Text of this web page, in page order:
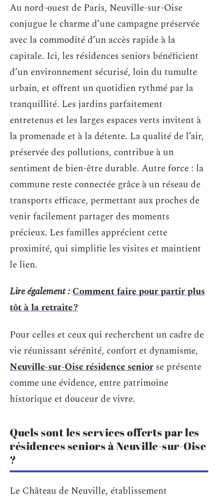
Au nord-ouest de Paris, Neuville-sur-Oise
conjugue le charme d’une campagne préservée
avec la commodité d’un accès rapide à la
capitale. Ici, les résidences seniors bénéficient
d’un environnement sécurisé, loin du tumulte
urbain, et offrent un quotidien rythmé par la
tranquillité. Les jardins parfaitement
entretenus et les larges espaces verts invitent à
la promenade et à la détente. La qualité de l’air,
préservée des pollutions, contribue à un
sentiment de bien-être durable. Autre force : la
commune reste connectée grâce à un réseau de
transports efficace, permettant aux proches de
venir facilement partager des moments
précieux. Les familles apprécient cette
proximité, qui simplifie les visites et maintient
le lien.
Lire également :Comment faire pour partir plus
tôt à la retraite ?
Pour celles et ceux qui recherchent un cadre de
vie réunissant sérénité, confort et dynamisme,
Neuville-sur-Oise résidence senior se présente
comme une évidence, entre patrimoine
historique et douceur de vivre.
Quels sont les services offerts par les
résidences seniors à Neuville-sur-Oise
?
Le Château de Neuville, établissement